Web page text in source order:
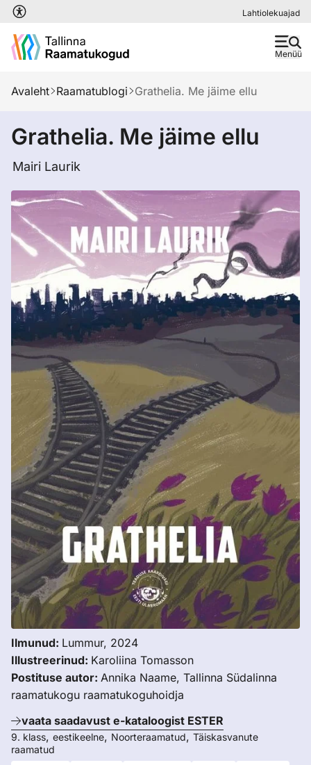
Liigu edasi põhisisu juurde Lahtiolekuajad
Menüü
Avaleht Raamatublogi Grathelia. Me jäime ellu
Grathelia. Me jäime ellu
Mairi Laurik
Ilmunud: Lummur, 2024
Illustreerinud: Karoliina Tomasson
Postituse autor: Annika Naame, Tallinna Südalinna
raamatukogu raamatukoguhoidja
vaata saadavust e-kataloogist ESTER
9. klass, eestikeelne, Noorteraamatud, Täiskasvanute
raamatud